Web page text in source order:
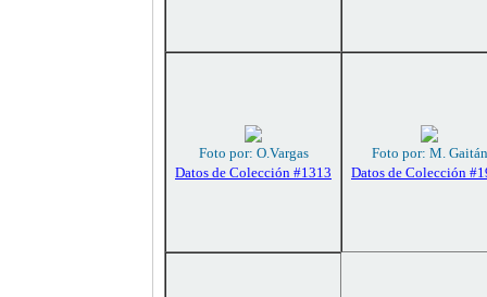
Foto por: O.Vargas
Datos de Colección #1313
Foto por: M. Gaitán
Datos de Colección